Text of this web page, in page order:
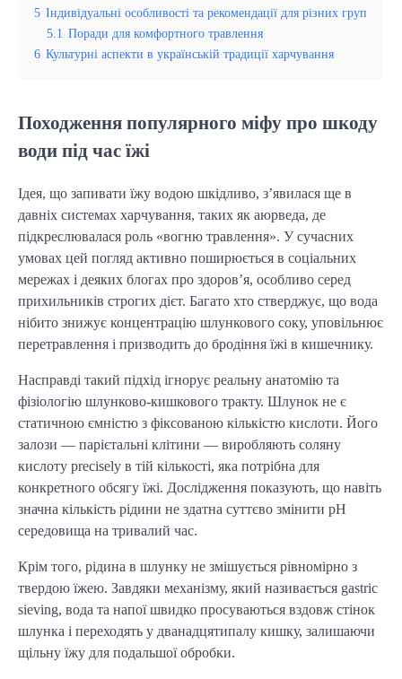
5 Індивідуальні особливості та рекомендації для різних груп
5.1 Поради для комфортного травлення
6 Культурні аспекти в українській традиції харчування
Походження популярного міфу про шкоду
води під час їжі
Ідея, що запивати їжу водою шкідливо, з’явилася ще в
давніх системах харчування, таких як аюрведа, де
підкреслювалася роль «вогню травлення». У сучасних
умовах цей погляд активно поширюється в соціальних
мережах і деяких блогах про здоров’я, особливо серед
прихильників строгих дієт. Багато хто стверджує, що вода
нібито знижує концентрацію шлункового соку, уповільнює
перетравлення і призводить до бродіння їжі в кишечнику.
Насправді такий підхід ігнорує реальну анатомію та
фізіологію шлунково-кишкового тракту. Шлунок не є
статичною ємністю з фіксованою кількістю кислоти. Його
залози — парієтальні клітини — виробляють соляну
кислоту precisely в тій кількості, яка потрібна для
конкретного обсягу їжі. Дослідження показують, що навіть
значна кількість рідини не здатна суттєво змінити pH
середовища на тривалий час.
Крім того, рідина в шлунку не змішується рівномірно з
твердою їжею. Завдяки механізму, який називається gastric
sieving, вода та напої швидко просуваються вздовж стінок
шлунка і переходять у дванадцятипалу кишку, залишаючи
щільну їжу для подальшої обробки.